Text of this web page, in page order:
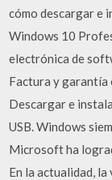
cómo descargar e
Windows 10
electrónica de
Factura y garantía
Descargar e
USB. Windows
Microsoft ha
En la actualidad,